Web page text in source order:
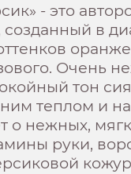
- это
созданный в
Очень
тон
теплом и
о нежных,
руки,